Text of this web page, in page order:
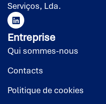
Serviços, Lda.
Entreprise
Qui sommes-nous
Contacts
Politique de cookies